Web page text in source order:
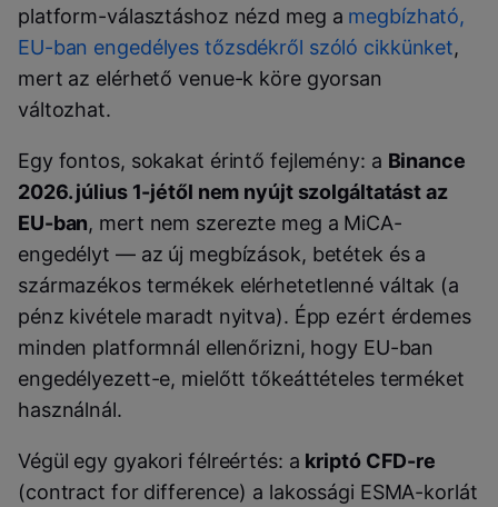
platform-választáshoz nézd meg a megbízható,
EU-ban engedélyes tőzsdékről szóló cikkünket,
mert az elérhető venue-k köre gyorsan
változhat.
Egy fontos, sokakat érintő fejlemény: a Binance
2026. július 1-jétől nem nyújt szolgáltatást az
EU-ban, mert nem szerezte meg a MiCA-
engedélyt — az új megbízások, betétek és a
származékos termékek elérhetetlenné váltak (a
pénz kivétele maradt nyitva). Épp ezért érdemes
minden platformnál ellenőrizni, hogy EU-ban
engedélyezett-e, mielőtt tőkeáttételes terméket
használnál.
Végül egy gyakori félreértés: a kriptó CFD-re
(contract for difference) a lakossági ESMA-korlát